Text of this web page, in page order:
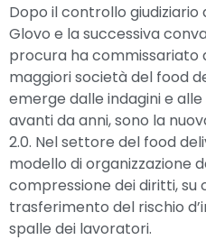
Dopo il controllo
Glovo e la successiva
procura ha commissariato
maggiori società del food
emerge dalle indagini e
avanti da anni, sono la
2.0. Nel settore del food
modello di organizzazione
compressione dei diritti, su
trasferimento del rischio
spalle dei lavoratori.